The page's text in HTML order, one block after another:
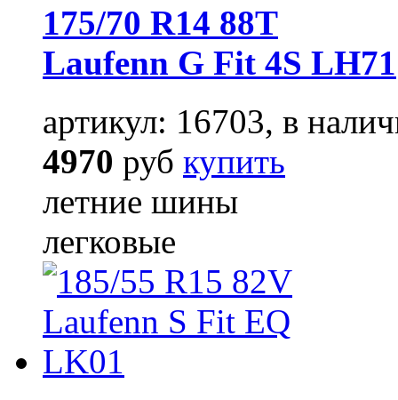
175/70 R14 88T
Laufenn G Fit 4S LH71
артикул: 16703, в
4970 руб купить
летние шины
легковые